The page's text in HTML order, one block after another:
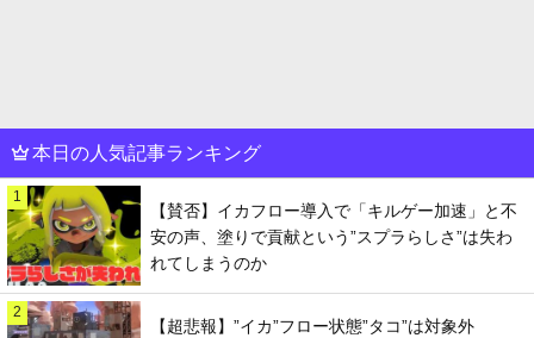
本日の人気記事ランキング
1
【賛否】イカフロー導入で「キルゲー加速」と不
安の声、塗りで貢献という”スプラらしさ”は失わ
れてしまうのか
2
【超悲報】”イカ”フロー状態”タコ”は対象外